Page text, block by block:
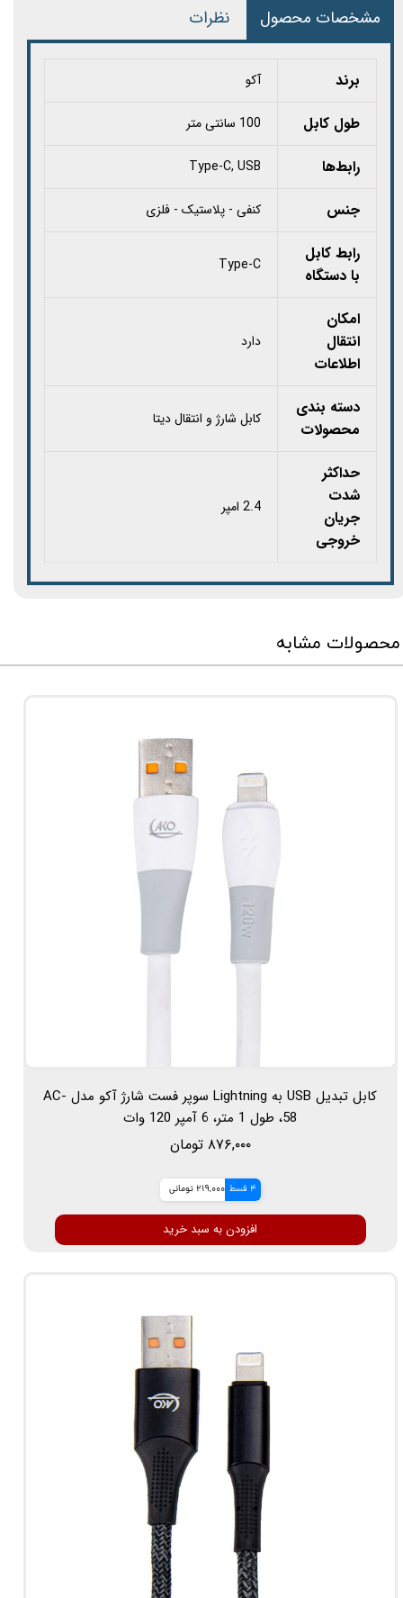
مشخصات محصول نظرات
برند آکو
طول کابل 100 سانتی متر
رابط‌ها Type-C, USB
جنس کنفی - پلاستیک - فلزی
رابط کابل
با دستگاه
Type-C
امکان
انتقال
اطلاعات
دارد
دسته بندی
محصولات
کابل شارژ و انتقال دیتا
حداکثر
شدت
جریان
خروجی
2.4 امپر
محصولات مشابه
کابل تبدیل USB به Lightning سوپر فست شارژ آکو مدل AC-
58، طول 1 متر، 6 آمپر 120 وات
۸۷۶,۰۰۰ تومان
4 قسط 219,000 تومانی
افزودن به سبد خرید